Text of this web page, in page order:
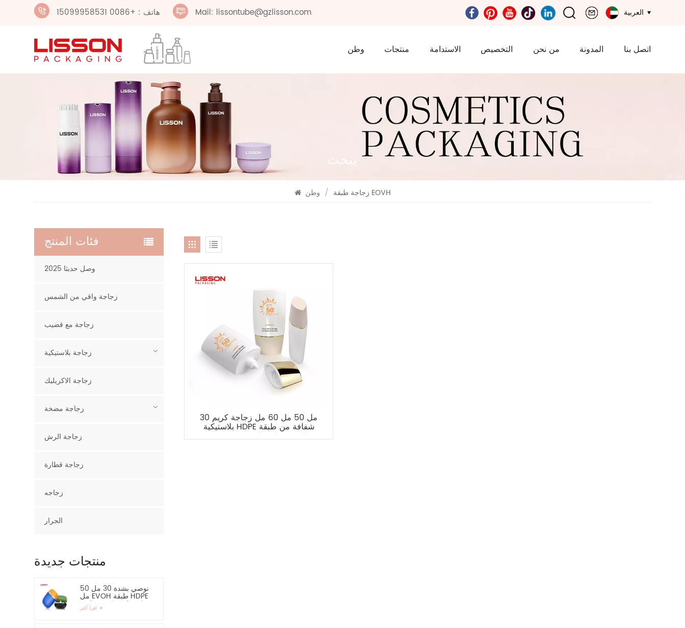
هاتف : +0086 15099958531 Mail: lissontube@gzlisson.com العربية
وطن منتجات الاستدامة التخصيص من نحن المدونة اتصل بنا
يبحث
/ زجاجة طبقة EOVH
30 مل 50 مل 60 مل زجاجة كريم
بلاستيكية HDPE شفافة من طبقة
EOVH لليدين وواقي الشمس
فئات المنتج
2025 وصل حديثا
زجاجة واقي من الشمس
زجاجة مع قضيب
زجاجة بلاستيكية
زجاجة الاكريليك
زجاجة مضخة
زجاجة الرش
زجاجة قطارة
زجاجه
الجرار
منتجات جديدة
نوصي بشدة 30 مل 50
مل EVOH طبقة HDPE
زجاجة بلاستيكية بيضاوية